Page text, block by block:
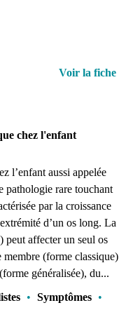
Voir la fiche
chez l'enfant
l’enfant aussi appelée
pathologie rare touchant
par la croissance
d’un os long. La
affecter un seul os
(forme classique)
généralisée), du...
• Symptômes •